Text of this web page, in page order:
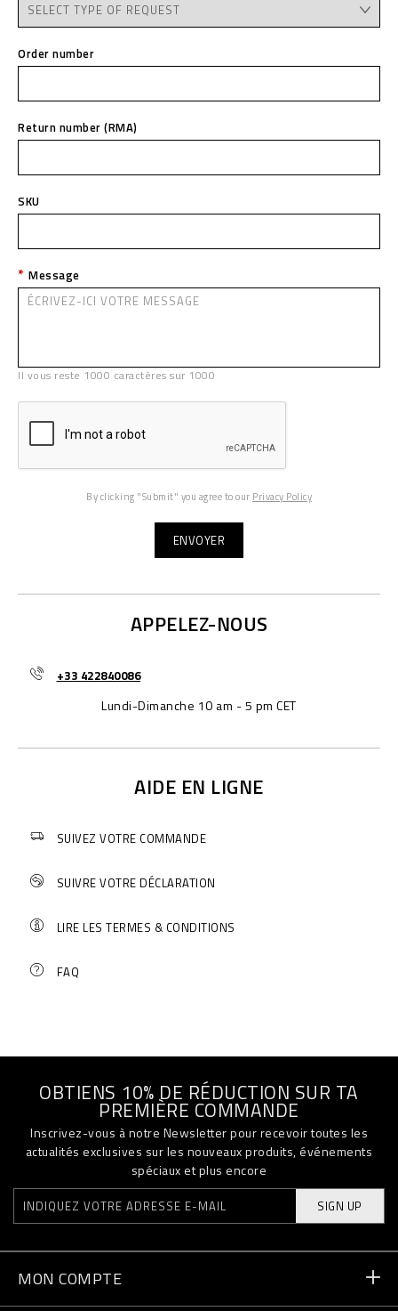
APPELEZ-NOUS
+33 422840086
Lundi-Dimanche 10 am - 5 pm CET
AIDE EN LIGNE
SUIVEZ VOTRE COMMANDE
SUIVRE VOTRE DÉCLARATION
LIRE LES TERMES & CONDITIONS
FAQ
Order number
Return number (RMA)
SKU
Message
Il vous reste 1000 caractères sur 1000
By clicking "Submit" you agree to our Privacy Policy
OBTIENS 10% DE RÉDUCTION SUR TA
PREMIÈRE COMMANDE
Inscrivez-vous à notre Newsletter pour recevoir toutes les
actualités exclusives sur les nouveaux produits, événements
spéciaux et plus encore
SIGN UP
MON COMPTE